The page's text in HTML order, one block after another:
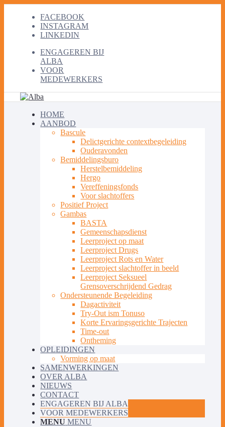
FACEBOOK
INSTAGRAM
LINKEDIN
ENGAGEREN BIJ
ALBA
VOOR
MEDEWERKERS
HOME
AANBOD
Bascule
Delictgerichte contextbegeleiding
Ouderavonden
Bemiddelingsburo
Herstelbemiddeling
Hergo
Vereffeningsfonds
Voor slachtoffers
Positief Project
Gambas
BASTA
Gemeenschapsdienst
Leerproject op maat
Leerproject Drugs
Leerproject Rots en Water
Leerproject slachtoffer in beeld
Leerproject Seksueel
Grensoverschrijdend Gedrag
Ondersteunende Begeleiding
Dagactiviteit
Try-Out ism Tonuso
Korte Ervaringsgerichte Trajecten
Time-out
Ontheming
OPLEIDINGEN
Vorming op maat
SAMENWERKINGEN
OVER ALBA
NIEUWS
CONTACT
ENGAGEREN BIJ ALBA
VOOR MEDEWERKERS
MENU MENU